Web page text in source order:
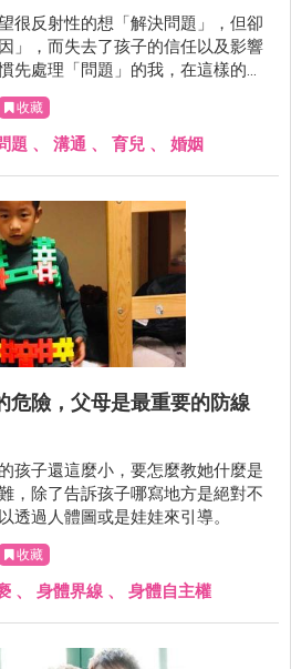
很反射性的想「解決問題」，但卻
」，而失去了孩子的信任以及影響
先處理「問題」的我，在這樣的對
收藏
題 、 溝通 、 育兒 、 婚姻
危險，父母是最重要的防線
孩子還這麼小，要怎麼教她什麼是
，除了告訴孩子哪寫地方是絕對不
透過人體圖或是娃娃來引導。
收藏
、 身體界線 、 身體自主權